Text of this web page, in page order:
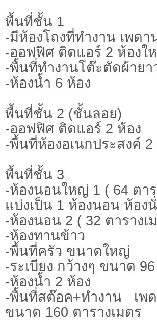
พื้นที่ชั้น 1
-มีห้องโถงที่ทำงาน เพดา
-ออฟฟิศ ติดแอร์ 2 ห้องใ
-พื้นที่ทำงานโต๊ะตัดผ้ายา
-ห้องน้ำ 6 ห้อง
พื้นที่ชั้น 2 (ชั้นลอย)
-ออฟฟิศ ติดแอร์ 2 ห้อง
-พื้นที่ห้องอเนกประสงค์ 2
พื้นที่ชั้น 3
-ห้องนอนใหญ่ 1 ( 64 ตาร
แบ่งเป็น 1 ห้องนอน ห้อง
-ห้องนอน 2 ( 32 ตารางเ
-ห้องทานข้าว
-พื้นที่ครัว ขนาดใหญ่
-ระเบียง กว้างๆ ขนาด
-ห้องน้ำ 2 ห้อง
-พื้นที่สต๊อค+ทำงาน เ
ขนาด 160 ตารางเมตร